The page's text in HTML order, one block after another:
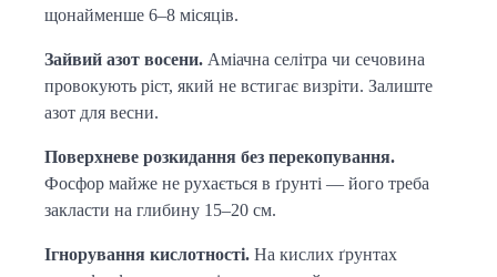
щонайменше 6–8 місяців.
Зайвий азот восени. Аміачна селітра чи сечовина
провокують ріст, який не встигає визріти. Залиште
азот для весни.
Поверхневе розкидання без перекопування.
Фосфор майже не рухається в ґрунті — його треба
закласти на глибину 15–20 см.
Ігнорування кислотності. На кислих ґрунтах